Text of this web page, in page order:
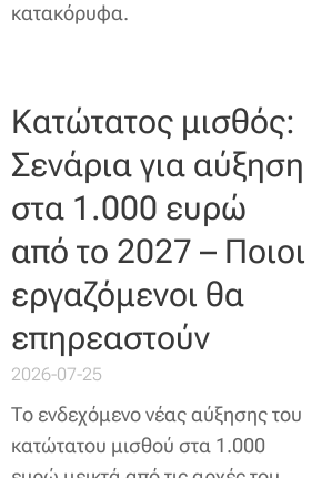
κατακόρυφα.
Κατώτατος μισθός:
Σενάρια για αύξηση
στα 1.000 ευρώ
από το 2027 – Ποιοι
εργαζόμενοι θα
επηρεαστούν
2026-07-25
Το ενδεχόμενο νέας αύξησης του
κατώτατου μισθού στα 1.000